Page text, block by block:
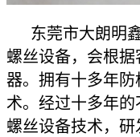
东莞市大朗明鑫
螺丝设备，会根
器。拥有十多年
术。经过十多年
螺丝设备技术，